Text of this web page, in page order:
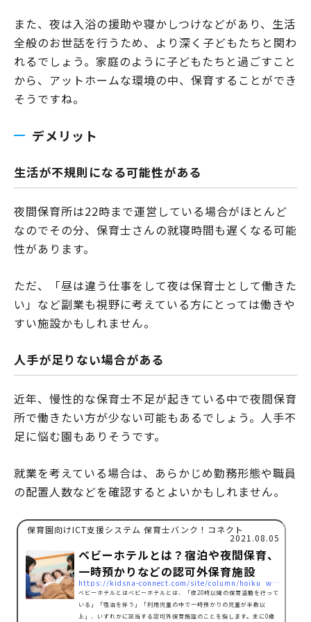
また、夜は入浴の援助や寝かしつけなどがあり、生活
全般のお世話を行うため、より深く子どもたちと関わ
れるでしょう。家庭のように子どもたちと過ごすこと
から、アットホームな環境の中、保育することができ
そうですね。
デメリット
生活が不規則になる可能性がある
夜間保育所は22時まで運営している場合がほとんど
なのでその分、保育士さんの就寝時間も遅くなる可能
性があります。
ただ、「昼は違う仕事をして夜は保育士として働きた
い」など副業も視野に考えている方にとっては働きや
すい施設かもしれません。
人手が足りない場合がある
近年、慢性的な保育士不足が起きている中で夜間保育
所で働きたい方が少ない可能もあるでしょう。人手不
足に悩む園もありそうです。
就業を考えている場合は、あらかじめ勤務形態や職員
の配置人数などを確認するとよいかもしれません。
保育園向けICT支援システム 保育士バンク！コネクト
2021.08.05
ベビーホテルとは？宿泊や夜間保育、
一時預かりなどの認可外保育施設
https://kidsna-connect.com/site/column/hoiku_workstyle/6179
ベビーホテルとはベビーホテルとは、「夜20時以降の保育活動を行って
いる」「宿泊を伴う」「利用児童の中で一時預かりの児童が半数以
上」、いずれかに該当する認可外保育施設のことを指します。主に0歳